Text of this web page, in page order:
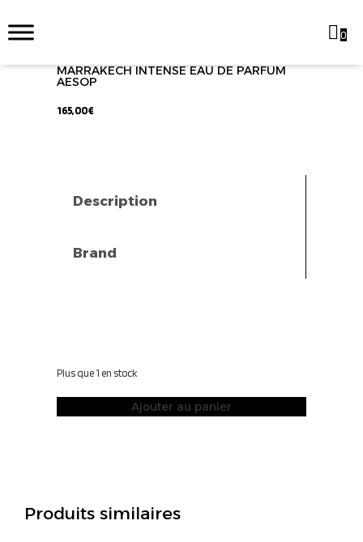
0
MARRAKECH INTENSE EAU DE PARFUM
AESOP
165,00€
Description
Brand
Plus que 1 en stock
Ajouter au panier
Produits similaires